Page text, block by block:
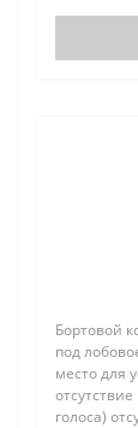
Бортовой
под
место для
голоса)